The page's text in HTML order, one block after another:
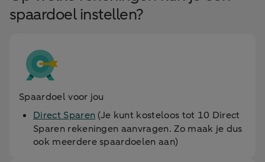
spaardoel instellen?
Spaardoel voor jou
Direct Sparen(Je kunt kosteloos tot 10 Direct
Sparen rekeningen aanvragen. Zo maak je dus
ook meerdere spaardoelen aan)